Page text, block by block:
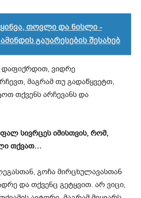
თოვლი და ნისლი -
გაუარესების შესახებ
დაფიქრდით, ვიდრე
მაგრამ თუ გადაწყვეტთ,
თქვენს არჩევანს და
სივრცეს იმისთვის, რომ,
თქვათ…
გოჩა მირცხულავასთან
და თქვენც გეტყვით. არ ვიცი,